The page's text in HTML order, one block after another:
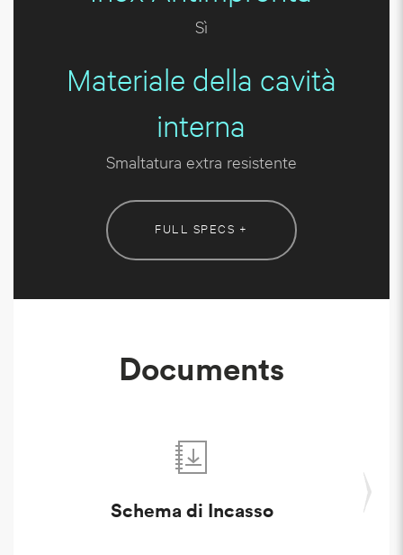
Sì
Materiale della cavità
interna
Smaltatura extra resistente
FULL SPECS +
Documents
Schema di Incasso